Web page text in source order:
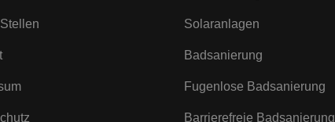
Solaranlagen
Badsanierung
Fugenlose Badsanierung
Barrierefreie Badsanierung